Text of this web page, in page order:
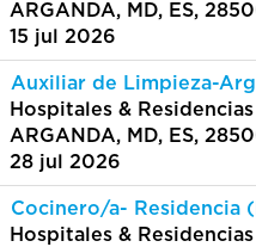
ARGANDA, MD, ES,
15 jul 2026
Auxiliar de Limpieza-
Hospitales & Residencias
ARGANDA, MD, ES,
28 jul 2026
Cocinero/a- Residencia
Hospitales & Residencias